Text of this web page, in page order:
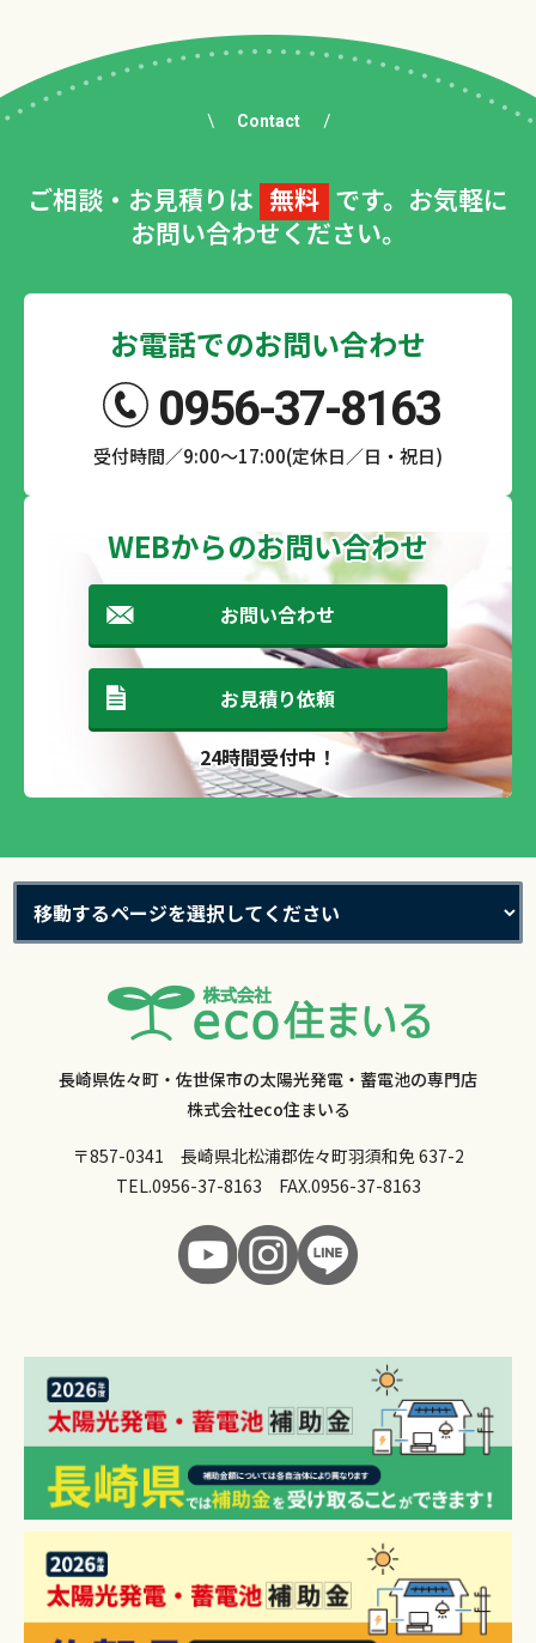
Contact
ご相談・お見積りは 無料 です。お気軽に
お問い合わせください。
お電話でのお問い合わせ
0956-37-8163
受付時間／9:00～17:00(定休日／日・祝日)
WEBからのお問い合わせ
お問い合わせ
お見積り依頼
24時間受付中！
長崎県佐々町・佐世保市の太陽光発電・蓄電池の専門店
株式会社eco住まいる
〒857-0341 長崎県北松浦郡佐々町羽須和免 637-2
TEL.0956-37-8163 FAX.0956-37-8163